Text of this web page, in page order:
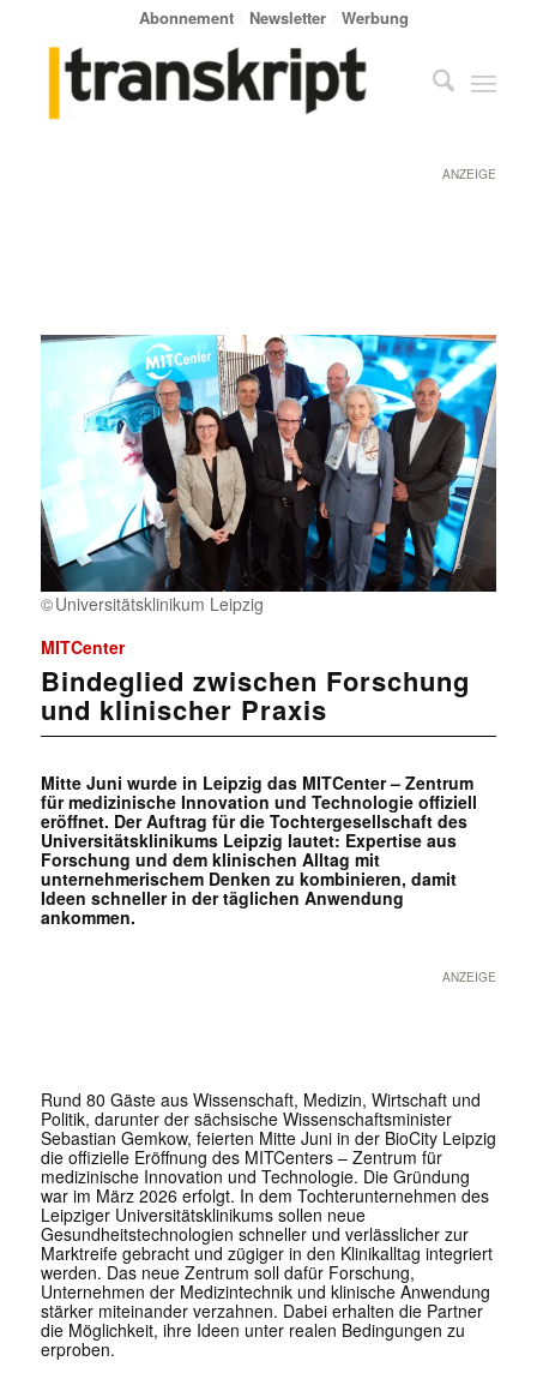
Abonnement Newsletter Werbung
ANZEIGE
Universitätsklinikum Leipzig
MITCenter
Bindeglied zwischen Forschung
und klinischer Praxis
Mitte Juni wurde in Leipzig das MITCenter – Zentrum
für medizinische Innovation und Technologie offiziell
eröffnet. Der Auftrag für die Tochtergesellschaft des
Universitätsklinikums Leipzig lautet: Expertise aus
Forschung und dem klinischen Alltag mit
unternehmerischem Denken zu kombinieren, damit
Ideen schneller in der täglichen Anwendung
ankommen.
ANZEIGE
Rund 80 Gäste aus Wissenschaft, Medizin, Wirtschaft und
Politik, darunter der sächsische Wissenschaftsminister
Sebastian Gemkow, feierten Mitte Juni in der BioCity Leipzig
die offizielle Eröffnung des MITCenters – Zentrum für
medizinische Innovation und Technologie. Die Gründung
war im März 2026 erfolgt. In dem Tochterunternehmen des
Leipziger Universitätsklinikums sollen neue
Gesundheitstechnologien schneller und verlässlicher zur
Marktreife gebracht und zügiger in den Klinikalltag integriert
werden. Das neue Zentrum soll dafür Forschung,
Unternehmen der Medizintechnik und klinische Anwendung
stärker miteinander verzahnen. Dabei erhalten die Partner
die Möglichkeit, ihre Ideen unter realen Bedingungen zu
erproben.